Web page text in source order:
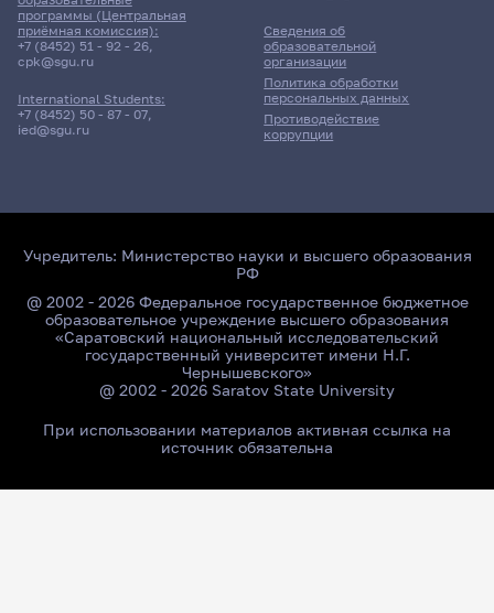
программы (Центральная
приёмная комиссия):
+7 (8452) 51 - 92 - 26,
cpk@sgu.ru
International Students:
+7 (8452) 50 - 87 - 07,
ied@sgu.ru
Сведения об
образовательной
организации
Политика обработки
персональных данных
Противодействие
коррупции
Учредитель: Министерство науки и высшего образования
РФ
@ 2002 - 2026 Федеральное государственное бюджетное
образовательное учреждение высшего образования
«Саратовский национальный исследовательский
государственный университет имени Н.Г.
Чернышевского»
@ 2002 - 2026 Saratov State University
При использовании материалов активная ссылка на
источник обязательна